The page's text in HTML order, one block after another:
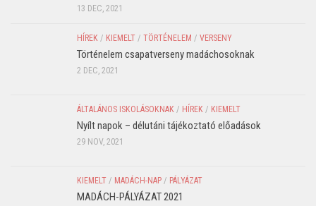
13 DEC, 2021
HÍREK / KIEMELT / TÖRTÉNELEM / VERSENY
Történelem csapatverseny madáchosoknak
2 DEC, 2021
ÁLTALÁNOS ISKOLÁSOKNAK / HÍREK / KIEMELT
Nyílt napok – délutáni tájékoztató előadások
29 NOV, 2021
KIEMELT / MADÁCH-NAP / PÁLYÁZAT
MADÁCH-PÁLYÁZAT 2021